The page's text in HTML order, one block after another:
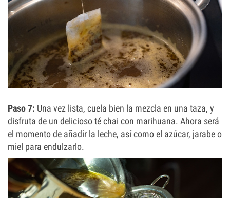
Paso 7: Una vez lista, cuela bien la mezcla en una taza, y
disfruta de un delicioso té chai con marihuana. Ahora será
el momento de añadir la leche, así como el azúcar, jarabe o
miel para endulzarlo.